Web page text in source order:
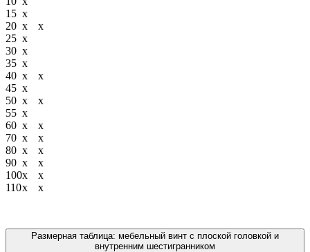
15 х
20 х
х
25 х
30 х
35 х
40 х
х
45 х
50 х
х
55 х
60 х
х
70 х
х
80 х
х
90 х
х
100х
х
110х х
Размерная таблица: мебельный винт с плоской головкой и
внутренним шестигранником